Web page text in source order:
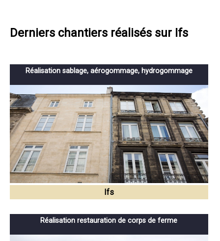
Derniers chantiers réalisés sur Ifs
Réalisation sablage, aérogommage, hydrogommage
Ifs
Réalisation restauration de corps de ferme